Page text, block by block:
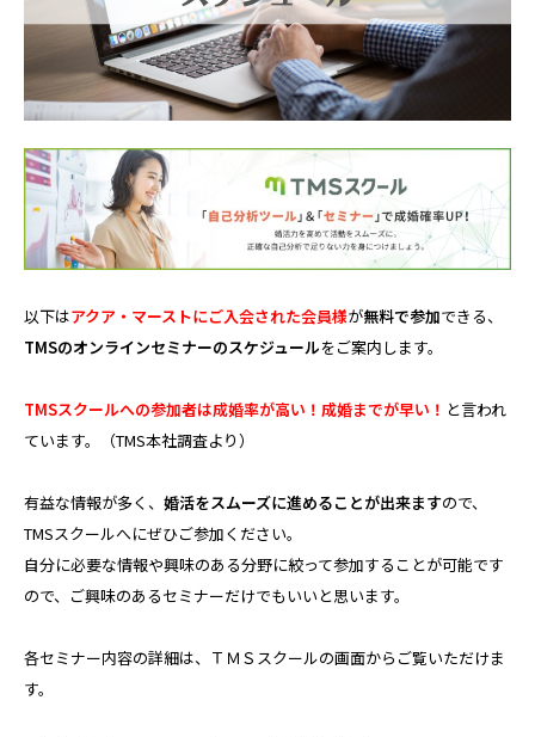
以下はアクア・マーストにご入会された会員様が無料で参加できる、
TMSのオンラインセミナーのスケジュールをご案内します。
TMSスクールへの参加者は成婚率が高い！成婚までが早い！ と言われ
ています。（TMS本社調査より）
有益な情報が多く、 婚活をスムーズに進めることが出来ますので、
TMSスクールへにぜひご参加ください。
自分に必要な情報や興味のある分野に絞って参加することが可能です
ので、ご興味のあるセミナーだけでもいいと思います。
各セミナー内容の詳細は、ＴＭＳスクールの画面からご覧いただけま
す。